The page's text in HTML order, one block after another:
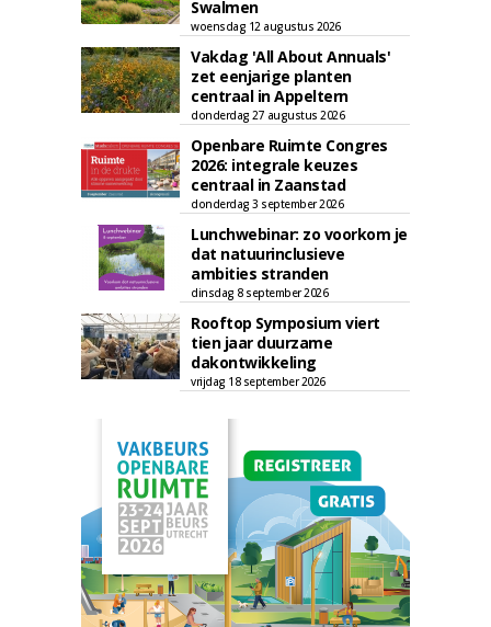
Swalmen
woensdag 12 augustus 2026
Vakdag 'All About Annuals'
zet eenjarige planten
centraal in Appeltern
donderdag 27 augustus 2026
Openbare Ruimte Congres
2026: integrale keuzes
centraal in Zaanstad
donderdag 3 september 2026
Lunchwebinar: zo voorkom je
dat natuurinclusieve
ambities stranden
dinsdag 8 september 2026
Rooftop Symposium viert
tien jaar duurzame
dakontwikkeling
vrijdag 18 september 2026